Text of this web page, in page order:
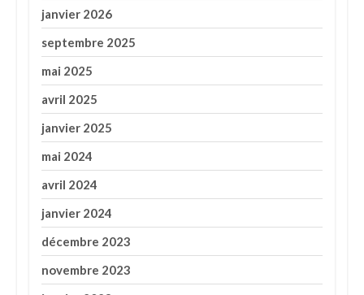
janvier 2026
septembre 2025
mai 2025
avril 2025
janvier 2025
mai 2024
avril 2024
janvier 2024
décembre 2023
novembre 2023